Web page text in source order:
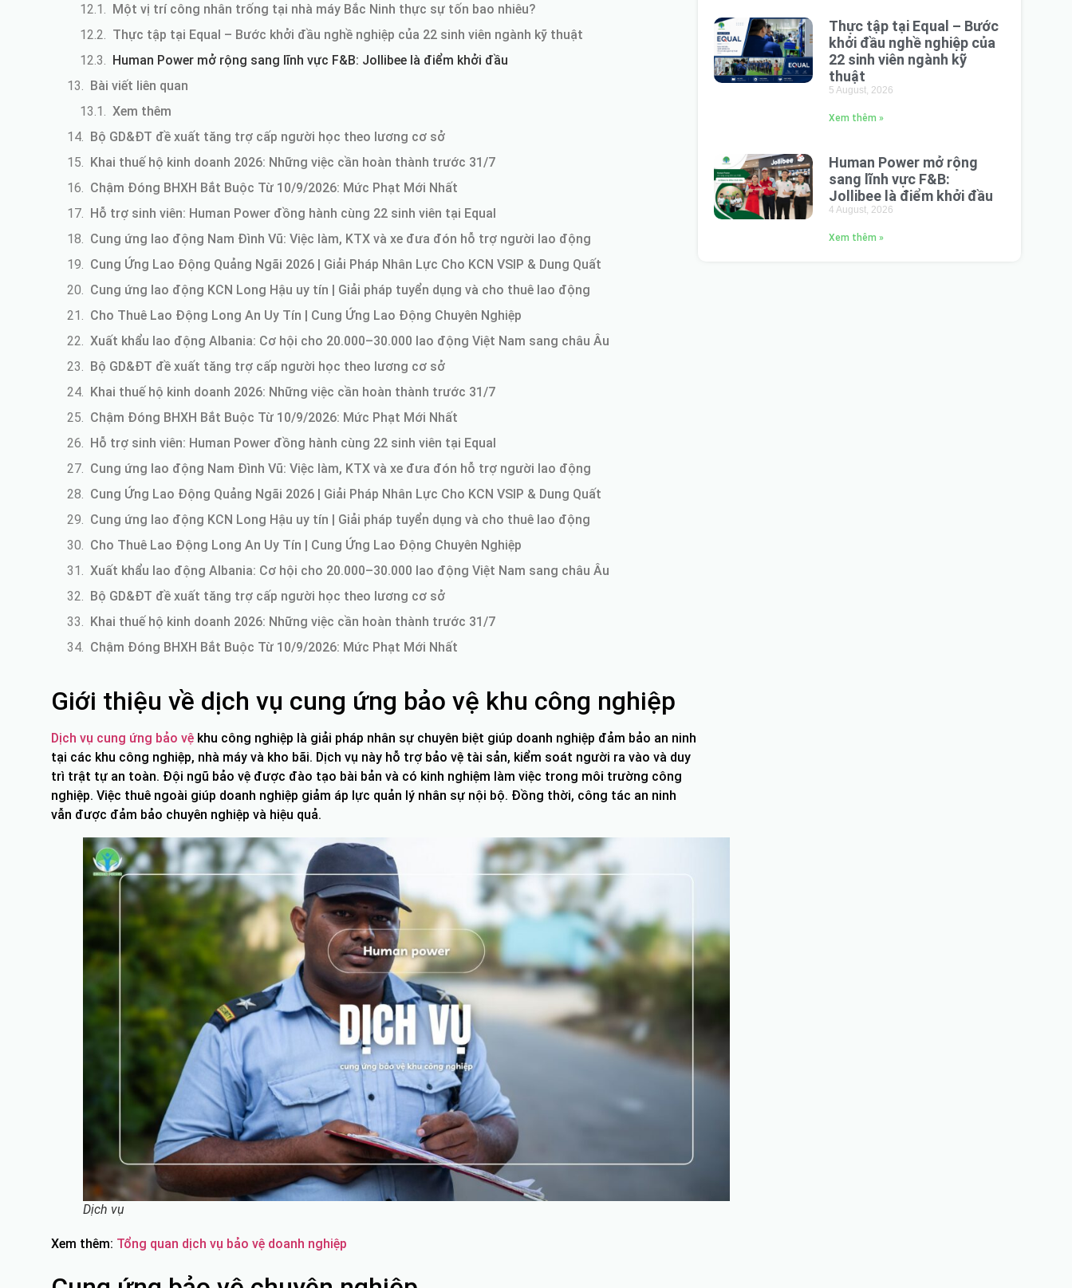
Một vị trí công nhân trống tại nhà máy Bắc Ninh thực sự tốn bao nhiêu?
Thực tập tại Equal – Bước khởi đầu nghề nghiệp của 22 sinh viên ngành kỹ thuật
Human Power mở rộng sang lĩnh vực F&B: Jollibee là điểm khởi đầu
Bài viết liên quan
Xem thêm
Bộ GD&ĐT đề xuất tăng trợ cấp người học theo lương cơ sở
Khai thuế hộ kinh doanh 2026: Những việc cần hoàn thành trước 31/7
Chậm Đóng BHXH Bắt Buộc Từ 10/9/2026: Mức Phạt Mới Nhất
Hỗ trợ sinh viên: Human Power đồng hành cùng 22 sinh viên tại Equal
Cung ứng lao động Nam Đình Vũ: Việc làm, KTX và xe đưa đón hỗ trợ người lao động
Cung Ứng Lao Động Quảng Ngãi 2026 | Giải Pháp Nhân Lực Cho KCN VSIP & Dung Quất
Cung ứng lao động KCN Long Hậu uy tín | Giải pháp tuyển dụng và cho thuê lao động
Cho Thuê Lao Động Long An Uy Tín | Cung Ứng Lao Động Chuyên Nghiệp
Xuất khẩu lao động Albania: Cơ hội cho 20.000–30.000 lao động Việt Nam sang châu Âu
Bộ GD&ĐT đề xuất tăng trợ cấp người học theo lương cơ sở
Khai thuế hộ kinh doanh 2026: Những việc cần hoàn thành trước 31/7
Chậm Đóng BHXH Bắt Buộc Từ 10/9/2026: Mức Phạt Mới Nhất
Hỗ trợ sinh viên: Human Power đồng hành cùng 22 sinh viên tại Equal
Cung ứng lao động Nam Đình Vũ: Việc làm, KTX và xe đưa đón hỗ trợ người lao động
Cung Ứng Lao Động Quảng Ngãi 2026 | Giải Pháp Nhân Lực Cho KCN VSIP & Dung Quất
Cung ứng lao động KCN Long Hậu uy tín | Giải pháp tuyển dụng và cho thuê lao động
Cho Thuê Lao Động Long An Uy Tín | Cung Ứng Lao Động Chuyên Nghiệp
Xuất khẩu lao động Albania: Cơ hội cho 20.000–30.000 lao động Việt Nam sang châu Âu
Bộ GD&ĐT đề xuất tăng trợ cấp người học theo lương cơ sở
Khai thuế hộ kinh doanh 2026: Những việc cần hoàn thành trước 31/7
Chậm Đóng BHXH Bắt Buộc Từ 10/9/2026: Mức Phạt Mới Nhất
Giới thiệu về dịch vụ cung ứng bảo vệ khu công nghiệp
Dịch vụ cung ứng bảo vệ khu công nghiệp là giải pháp nhân sự chuyên biệt giúp doanh nghiệp đảm bảo an ninh
tại các khu công nghiệp, nhà máy và kho bãi. Dịch vụ này hỗ trợ bảo vệ tài sản, kiểm soát người ra vào và duy
trì trật tự an toàn. Đội ngũ bảo vệ được đào tạo bài bản và có kinh nghiệm làm việc trong môi trường công
nghiệp. Việc thuê ngoài giúp doanh nghiệp giảm áp lực quản lý nhân sự nội bộ. Đồng thời, công tác an ninh
vẫn được đảm bảo chuyên nghiệp và hiệu quả.
Dịch vụ
Xem thêm: Tổng quan dịch vụ bảo vệ doanh nghiệp
Thực tập tại Equal – Bước
khởi đầu nghề nghiệp của
22 sinh viên ngành kỹ
thuật
5 August, 2026
Xem thêm »
Human Power mở rộng
sang lĩnh vực F&B:
Jollibee là điểm khởi đầu
4 August, 2026
Xem thêm »